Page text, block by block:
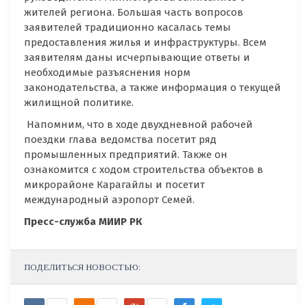
жителей региона. Большая часть вопросов
заявителей традиционно касалась темы
предоставления жилья и инфраструктуры. Всем
заявителям даны исчерпывающие ответы и
необходимые разъяснения норм
законодательства, а также информация о текущей
жилищной политике.
Напомним, что в ходе двухдневной рабочей
поездки глава ведомства посетит ряд
промышленных предприятий. Также он
ознакомится с ходом строительства объектов в
микрорайоне Карагайлы и посетит
международный аэропорт Семей.
Пресс-служба МИИР РК
ПОДЕЛИТЬСЯ НОВОСТЬЮ: